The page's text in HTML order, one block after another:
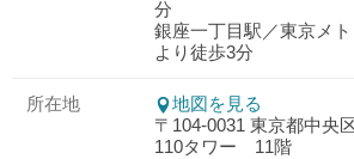
分
銀座一丁目駅／東京メ
より徒歩3分
所在地
地図を見る
〒104-0031 東京都中央
110タワー 11階